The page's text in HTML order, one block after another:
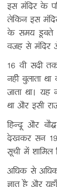
इस मंदिर के
लेकिन इस
के समय डूबते
वजह से मंदिर
16 वी सदी
नहीं बुलाता
जाता था। यह
था और इसी
हिन्दू और
देखकर सन
सूची में शामिल
अधिक से अधिक